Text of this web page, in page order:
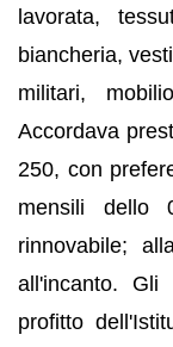
lavorata,
biancheria,
militari,
Accordava
250, con
mensili
rinnovabile;
all'incanto.
profitto